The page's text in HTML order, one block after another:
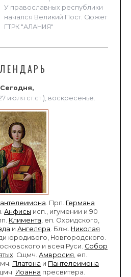
У православных республики
начался Великий Пост. Сюжет
ГТРК "АЛАНИЯ"
Сегодня,
июля ст.ст.), воскресенье.
. Прп. Германа
Анфисы исп., игумении и 90
Климента, еп. Охридского,
и Ангеляра. Блж. Николая
юродивого, Новгородского.
и всея Руси. Собор
. Сщмч. Амвросия, еп.
Платона и Пантелеимона
Иоанна пресвитера.